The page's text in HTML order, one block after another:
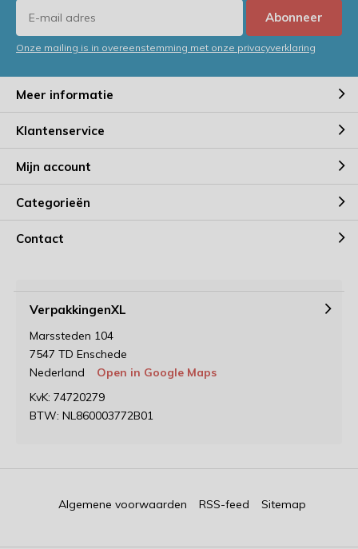
Abonneer
Onze mailing is in overeenstemming met onze privacyverklaring
Meer informatie
Klantenservice
Mijn account
Categorieën
Contact
VerpakkingenXL
Marssteden 104
7547 TD Enschede
Nederland
Open in Google Maps
KvK: 74720279
BTW: NL860003772B01
Algemene voorwaarden RSS-feed Sitemap